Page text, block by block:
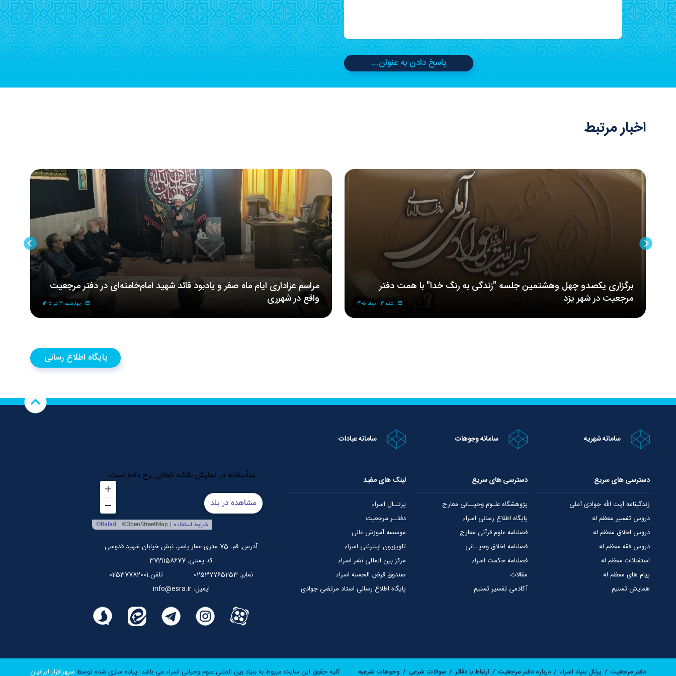
پاسخ دادن به عنوان...
اخبار مرتبط
برگزاری یکصدو چهل وهشتمین جلسه "زندگی به رنگ خدا" با همت دفتر
مرجعیت در شهر یزد
شنبه 03 مرداد 1405
مراسم‌ عزاداری‌ ایام ماه صفر و یادبود قائد شهید امام‌خامنه‌ای در دفتر مرجعیت
واقع در شهرری
چهارشنبه 31 تیر 1405
پایگاه اطلاع رسانی
سامانه شهریه سامانه وجوهات سامانه عبادات
دسترسی های سریع
زندگینامه آیت الله جوادی آملی
دروس تفسیر معظم له
دروس اخلاق معظم له
دروس فقه معظم له
استفتائات معظم له
پیام های معظم له
همایش تسنیم
دسترسی های سریع
پژوهشگاه علـوم وحیــانی معارج
پایگاه اطلاع رسانی اسراء
فصلنامه علوم قرآنی معارج
فصلنامه اخلاق وحیــانی
فصلنامه حکمت اسراء
مقالات
آکادمی تفسیر تسنیم
لینک های مفید
پرتــال اسراء
دفتــر مرجعیت
موسسه آموزش عالی
تلویزیون اینترنتی اسراء
مرکز بین المللی نشر اسراء
صندوق قرض الحسنه اسراء
پایگاه اطلاع رسانی استاد مرتضی جوادی
آدرس: قم، 75 متری عمار یاسر، نبش خیابان شهید قدوسی
کد پستی: 3719158677
نمابر: 02537765253
تلفن.02537782001
ایمیل: info@esra.ir
کلیه حقوق این سایت مربوط به بنیاد بین المللی علوم وحیانی اسراء می باشد. پیاده سازی شده توسط سپهرافزار ایرانیان دفتر مرجعیت پرتال بنیاد اسراء درباره دفتر مرجعیت ارتباط با دفاتر سوالات شرعی وجوهات شرعیه